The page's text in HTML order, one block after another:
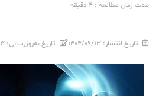
مدت زمان مطالعه : 4 دقیقه
تاریخ انتشار: ۱۴۰۴/۰۶/۱۳ تاریخ به‌روزرسانی: